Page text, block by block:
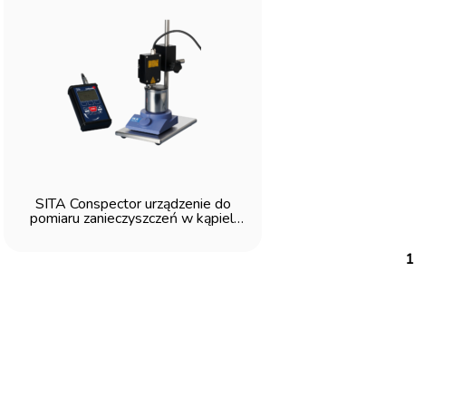
SITA Conspector urządzenie do
pomiaru zanieczyszczeń w kąpieli
myjącej
1